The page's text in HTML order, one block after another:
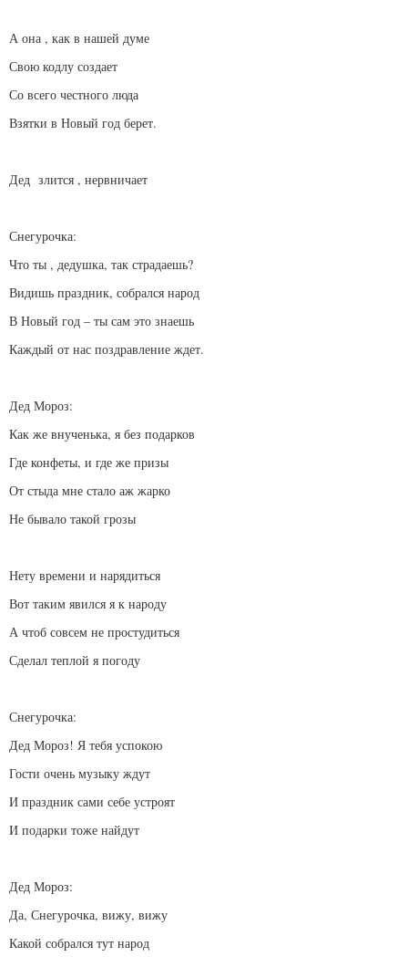
А она , как в нашей думе
Свою кодлу создает
Со всего честного люда
Взятки в Новый год берет.
Дед злится , нервничает
Снегурочка:
Что ты , дедушка, так страдаешь?
Видишь праздник, собрался народ
В Новый год – ты сам это знаешь
Каждый от нас поздравление ждет.
Дед Мороз:
Как же внученька, я без подарков
Где конфеты, и где же призы
От стыда мне стало аж жарко
Не бывало такой грозы
Нету времени и нарядиться
Вот таким явился я к народу
А чтоб совсем не простудиться
Сделал теплой я погоду
Снегурочка:
Дед Мороз! Я тебя успокою
Гости очень музыку ждут
И праздник сами себе устроят
И подарки тоже найдут
Дед Мороз:
Да, Снегурочка, вижу, вижу
Какой собрался тут народ